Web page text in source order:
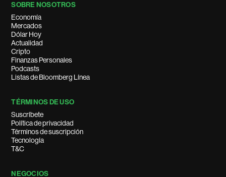
SOBRE NOSOTROS
Economía
Mercados
Dólar Hoy
Actualidad
Cripto
Finanzas Personales
Podcasts
Listas de Bloomberg Línea
TÉRMINOS DE USO
Suscríbete
Política de privacidad
Términos de suscripción
Tecnología
T&C
NEGOCIOS